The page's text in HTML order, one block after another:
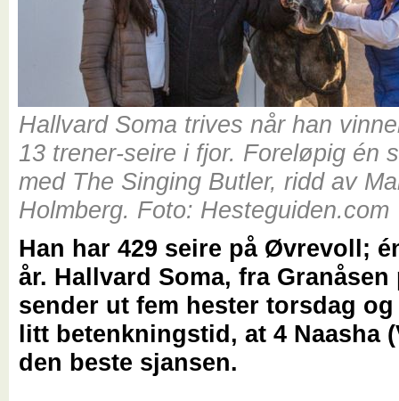
Hallvard Soma trives når han
13 trener-seire i fjor. Foreløpig én
med The Singing Butler, ridd av
Holmberg. Foto: Hesteguiden.com
Han har 429 seire på Øvrevoll;
år. Hallvard Soma, fra Granåsen
sender ut fem hester torsdag
litt betenkningstid, at 4 Naasha
den beste sjansen.